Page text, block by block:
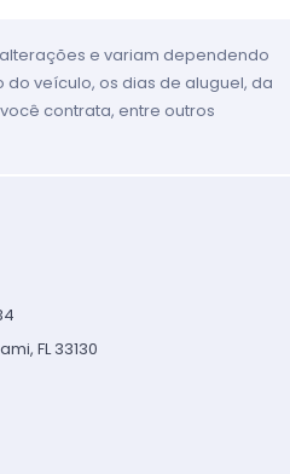
e variam dependendo
veículo, os dias de aluguel, da
contrata, entre outros
FL 33130